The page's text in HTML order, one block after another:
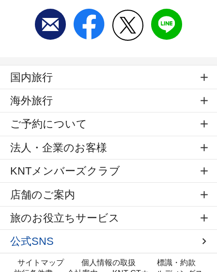
国内旅行
海外旅行
ご予約について
法人・企業のお客様
KNTメンバーズクラブ
店舗のご案内
旅のお役立ちサービス
公式SNS
サイトマップ 個人情報の取扱
標識・約款